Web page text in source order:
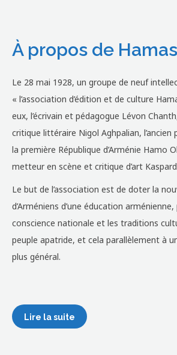
À propos de
Le 28 mai 1928, un groupe de neuf
« l’association d’édition et de culture
eux, l’écrivain et pédagogue Lévon
critique littéraire Nigol Aghpalian, l’ancien
la première République d’Arménie Hamo
metteur en scène et critique d’art
Le but de l’association est de doter la
d’Arméniens d’une éducation
conscience nationale et les traditions
peuple apatride, et cela parallèlement à
plus général.
Lire la suite